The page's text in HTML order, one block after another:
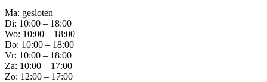
Ma: gesloten
Di: 10:00 – 18:00
Wo: 10:00 – 18:00
Do: 10:00 – 18:00
Vr: 10:00 – 18:00
Za: 10:00 – 17:00
Zo: 12:00 – 17:00